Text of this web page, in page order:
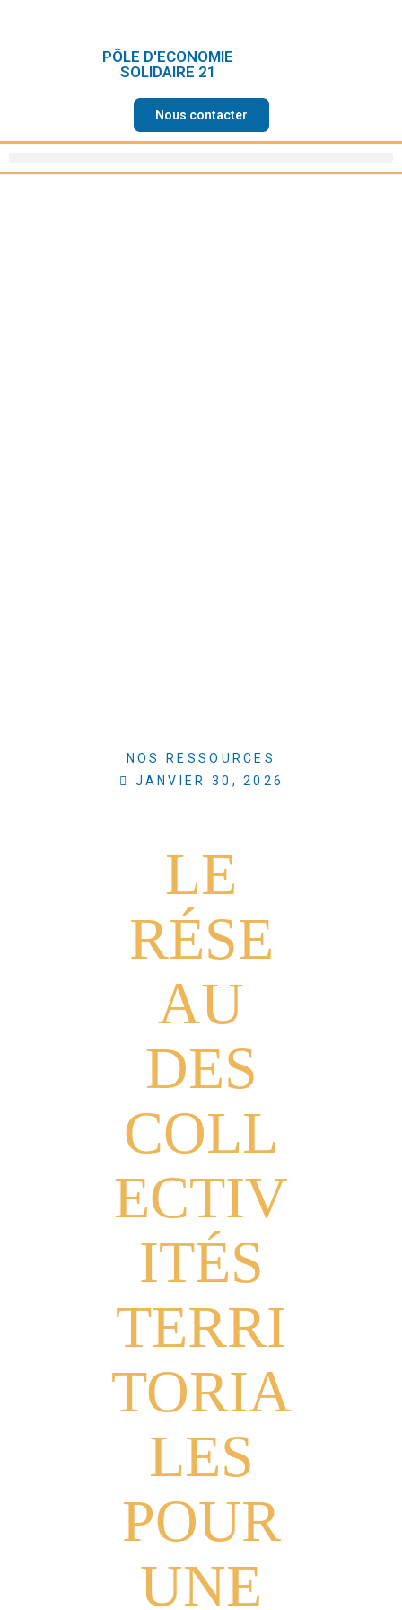
PÔLE D'ECONOMIE
SOLIDAIRE 21
Nous contacter
NOS RESSOURCES
JANVIER 30, 2026
LE
RÉSE
AU
DES
COLL
ECTIV
ITÉS
TERRI
TORIA
LES
POUR
UNE